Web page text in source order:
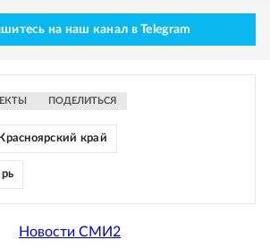
на наш канал в Telegram
ПОДЕЛИТЬСЯ
Красноярский край
Новости СМИ2